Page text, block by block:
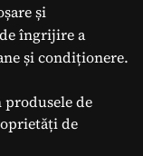
și
îngrijire a
și condiționere.
de
de